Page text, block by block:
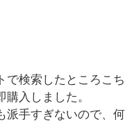
で検索したところこち
入しました。
派手すぎないので、何